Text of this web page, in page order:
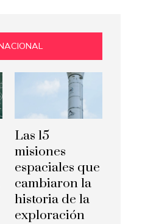
Las 15
misiones
espaciales que
cambiaron la
historia de la
exploración